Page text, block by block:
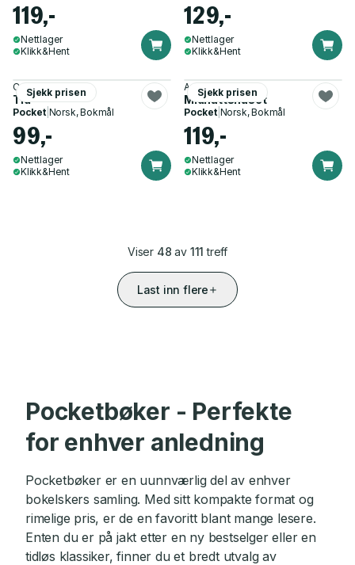
119,-
Nettlager
Klikk&Hent
129,-
Nettlager
Klikk&Hent
Sjekk prisen
Carlo Rovelli
Tid
Pocket| Norsk, Bokmål
99,-
Nettlager
Klikk&Hent
Sjekk prisen
Amanda Geard
Midnattshuset
Pocket| Norsk, Bokmål
119,-
Nettlager
Klikk&Hent
Viser 48 av 111 treff
Last inn flere
Pocketbøker - Perfekte
for enhver anledning
Pocketbøker er en uunnværlig del av enhver
bokelskers samling. Med sitt kompakte format og
rimelige pris, er de en favoritt blant mange lesere.
Enten du er på jakt etter en ny bestselger eller en
tidløs klassiker, finner du et bredt utvalg av